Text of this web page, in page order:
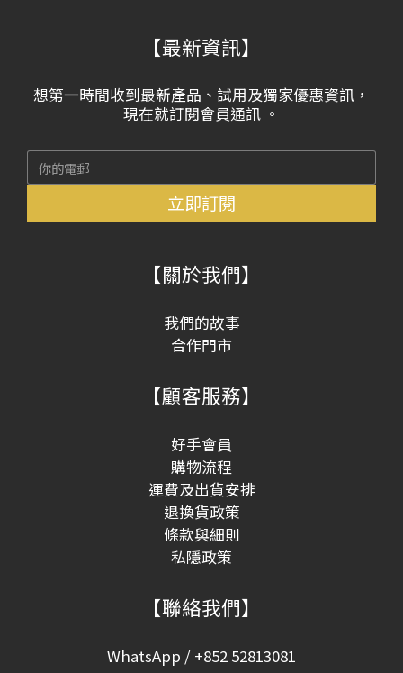
【最新資訊】
想第一時間收到最新產品、試用及獨家優惠資訊，
現在就訂閱會員通訊 。
立即訂閱
【關於我們】
我們的故事
合作門市
【顧客服務】
好手會員
購物流程
運費及出貨安排
退換貨政策
條款與細則
私隱政策
【聯絡我們】
WhatsApp / +852 52813081